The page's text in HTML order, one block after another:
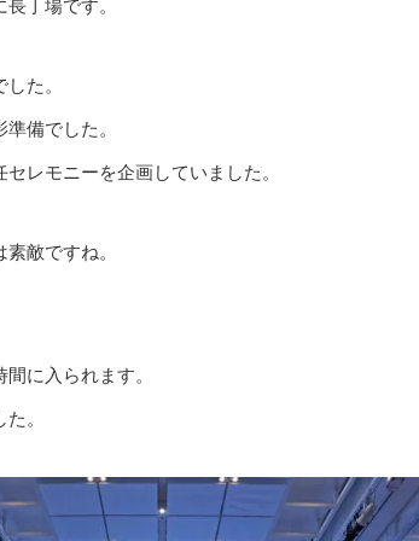
丁場です。
た。
備でした。
レモニーを企画していました。
敵ですね。
に入られます。
。